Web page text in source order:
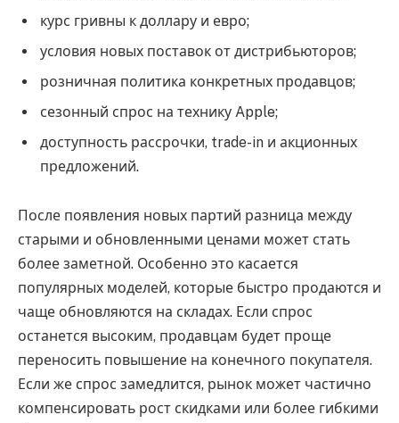
курс гривны к доллару и евро;
условия новых поставок от дистрибьюторов;
розничная политика конкретных продавцов;
сезонный спрос на технику Apple;
доступность рассрочки, trade-in и акционных
предложений.
После появления новых партий разница между
старыми и обновленными ценами может стать
более заметной. Особенно это касается
популярных моделей, которые быстро продаются и
чаще обновляются на складах. Если спрос
останется высоким, продавцам будет проще
переносить повышение на конечного покупателя.
Если же спрос замедлится, рынок может частично
компенсировать рост скидками или более гибкими